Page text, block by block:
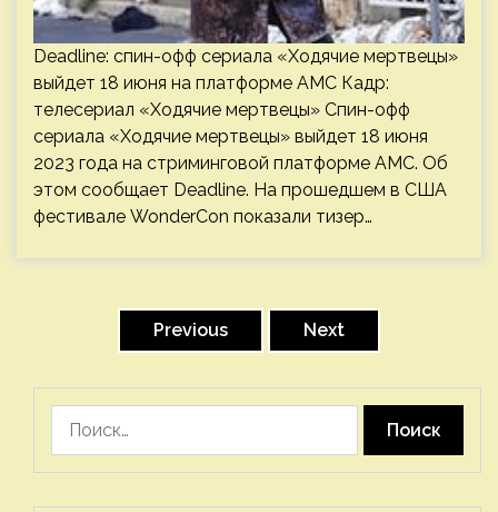
Deadline: спин-офф сериала «Ходячие мертвецы»
выйдет 18 июня на платформе AMC Кадр:
телесериал «Ходячие мертвецы» Спин-офф
сериала «Ходячие мертвецы» выйдет 18 июня
2023 года на стриминговой платформе AMC. Об
этом сообщает Deadline. На прошедшем в США
фестивале WonderCon показали тизер…
Previous Next